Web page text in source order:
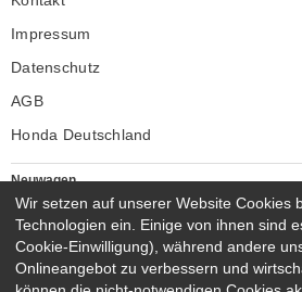
Impressum
Datenschutz
AGB
Honda Deutschland
Neuwagen
Honda Neuwagen
Gebrauchtwagen
Honda Gebrauchtwagen
Honda Vorführwagen
Wir setzen auf unserer Website Cookies
Technologien ein. Einige von ihnen sind
Cookie-Einwilligung), während andere
Onlineangebot zu verbessern und